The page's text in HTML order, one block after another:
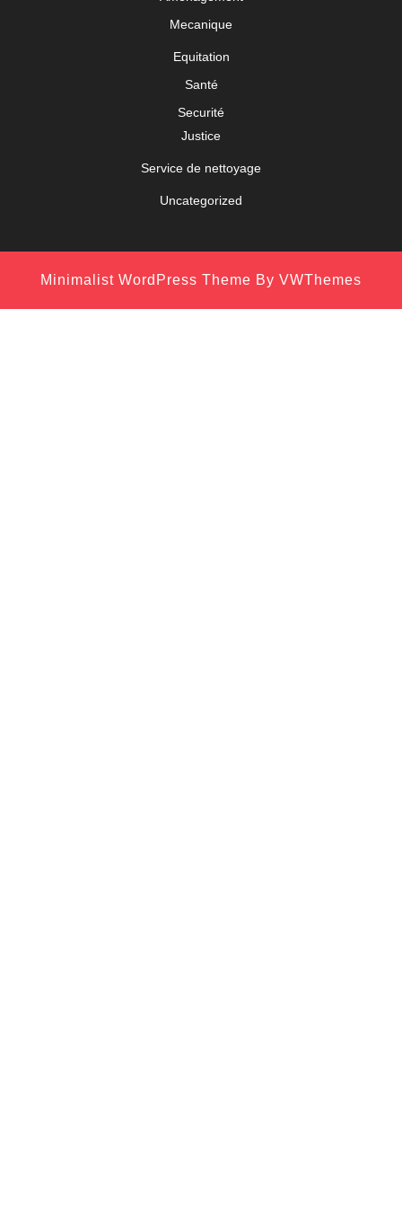
Mecanique
Equitation
Santé
Securité
Justice
Service de nettoyage
Uncategorized
Minimalist WordPress Theme By VWThemes